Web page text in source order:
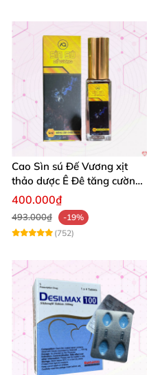
Cao Sìn sú Đế Vương xịt
thảo dược Ê Đê tăng cường
bản lĩnh nam
400.000₫
493.000₫
-19%
(752)